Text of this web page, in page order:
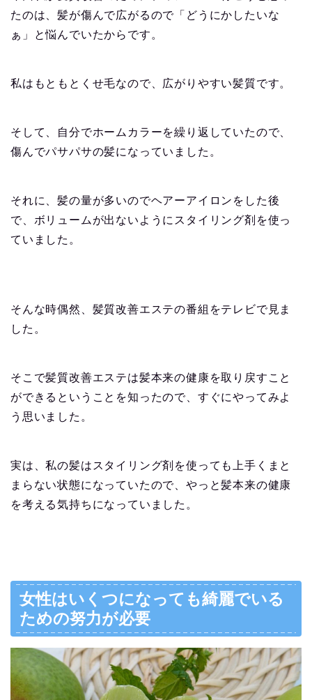
たのは、髪が傷んで広がるので「どうにかしたいな
ぁ 」と悩んでいたからです。
私はもともとくせ毛なので、広がりやすい髪質です。
そして、自分でホームカラーを繰り返していたので、
傷んでパサパサの髪になっていました。
それに、髪の量が多いのでヘアーアイロンをした後
で、ボリュームが出ないようにスタイリング剤を使っ
ていました。
そんな時偶然、髪質改善エステの番組をテレビで見ま
した。
そこで髪質改善エステは髪本来の健康を取り戻すこと
ができるということを知ったので、すぐにやってみよ
う思いました。
実は、私の髪はスタイリング剤を使っても上手くまと
まらない状態になっていたので、やっと髪本来の健康
を考える気持ちになっていました。
女性はいくつになっても綺麗でいる
ための努力が必要